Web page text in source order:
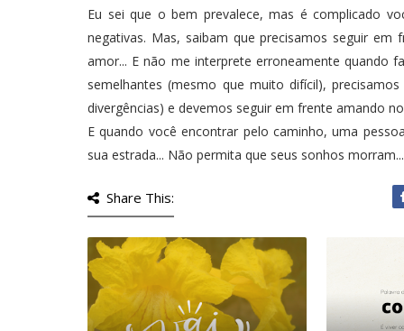
Eu sei que o bem prevalece, mas é complicado
negativas. Mas, saibam que precisamos seguir
amor... E não me interprete erroneamente quando
semelhantes (mesmo que muito difícil),
divergências) e devemos seguir em frente amando
E quando você encontrar pelo caminho, uma
sua estrada... Não permita que seus sonhos morram...
Share This: